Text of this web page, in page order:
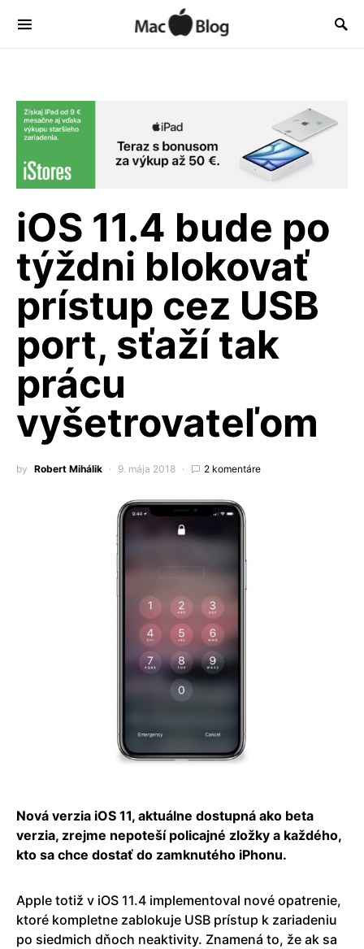
iOS 11.4 bude po
týždni blokovať
prístup cez USB
port, sťaží tak
prácu
vyšetrovateľom
by Robert Mihálik 9. mája 2018 2 komentáre
Nová verzia iOS 11, aktuálne dostupná ako beta
verzia, zrejme nepoteší policajné zložky a každého,
kto sa chce dostať do zamknutého iPhonu.
Apple totiž v iOS 11.4 implementoval nové opatrenie,
ktoré kompletne zablokuje USB prístup k zariadeniu
po siedmich dňoch neaktivity. Znamená to, že ak sa